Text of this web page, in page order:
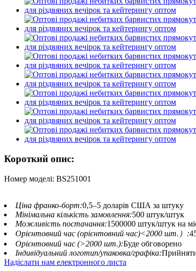
Короткий опис:
Номер моделі: BS251001
Ціна франко-борт:0,5–5 доларів США за штуку
Мінімальна кількість замовлення:500 штук/штук
Можливість постачання:1500000 штук/штук на
Орієнтовний час (орієнтовний час)<2000 шт.）:
Орієнтовний час (>2000 шт.):Буде обговорено
Індивідуальний логотип/упаковка/графіка:
Надіслати нам електронного листа